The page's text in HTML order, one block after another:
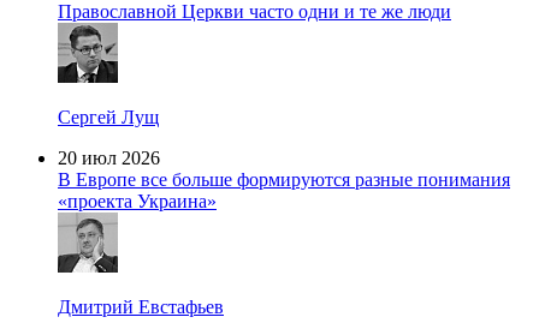
Православной Церкви часто одни и те же люди
Сергей Лущ
20 июл 2026
В Европе все больше формируются разные понимания
«проекта Украина»
Дмитрий Евстафьев